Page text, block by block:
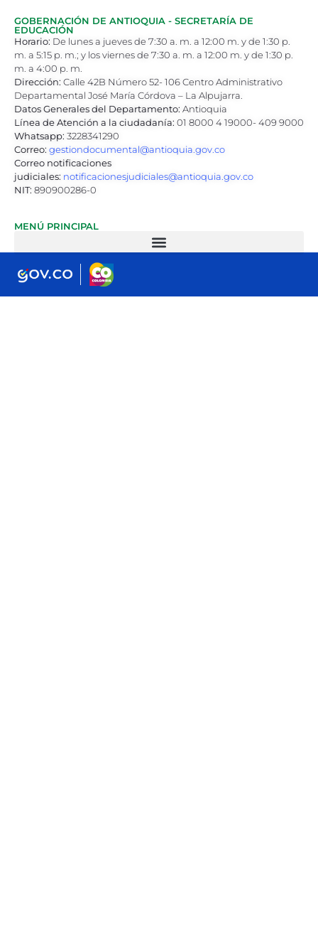
GOBERNACIÓN DE ANTIOQUIA - SECRETARÍA DE
EDUCACIÓN
Horario: De lunes a jueves de 7:30 a. m. a 12:00 m. y de 1:30 p.
m. a 5:15 p. m.; y los viernes de 7:30 a. m. a 12:00 m. y de 1:30 p.
m. a 4:00 p. m.
Dirección: Calle 42B Número 52- 106 Centro Administrativo
Departamental José María Córdova – La Alpujarra.
Datos Generales del Departamento: Antioquia
Línea de Atención a la ciudadanía: 01 8000 4 19000- 409 9000
Whatsapp: 3228341290
Correo: gestiondocumental@antioquia.gov.co
Correo notificaciones
judiciales: notificacionesjudiciales@antioquia.gov.co
NIT: 890900286-0
MENÚ PRINCIPAL